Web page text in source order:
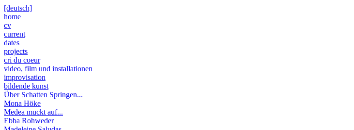
[deutsch]
home
cv
current
dates
projects
cri du coeur
video, film und installationen
improvisation
bildende kunst
Über Schatten Springen...
Mona Höke
Medea muckt auf...
Ebba Rohweder